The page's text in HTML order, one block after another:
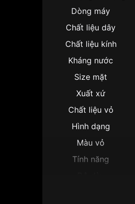
Dòng máy
Chất liệu dây
Chất liệu kính
Kháng nước
Size mặt
Xuất xứ
Chất liệu vỏ
Hình dạng
Màu vỏ
Tính năng